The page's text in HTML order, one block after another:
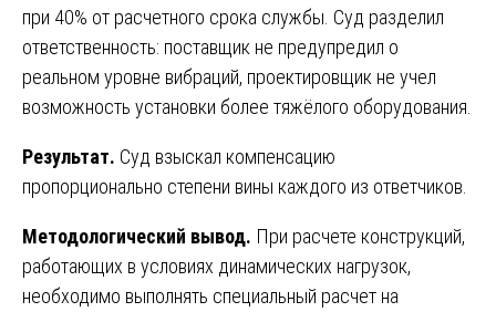
при 40% от расчетного срока службы. Суд разделил
ответственность: поставщик не предупредил о
реальном уровне вибраций, проектировщик не учел
возможность установки более тяжёлого оборудования.
Результат. Суд взыскал компенсацию
пропорционально степени вины каждого из ответчиков.
Методологический вывод. При расчете конструкций,
работающих в условиях динамических нагрузок,
необходимо выполнять специальный расчет на